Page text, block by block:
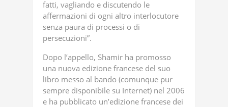
fatti, vagliando e discutendo le
affermazioni di ogni altro interlocutore
senza paura di processi o di
persecuzioni”.
Dopo l’appello, Shamir ha promosso
una nuova edizione francese del suo
libro messo al bando (comunque pur
sempre disponibile su Internet) nel 2006
e ha pubblicato un’edizione francese dei